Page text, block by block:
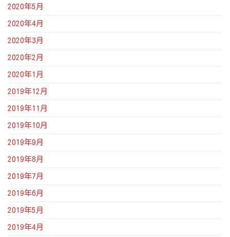
2020年5月
2020年4月
2020年3月
2020年2月
2020年1月
2019年12月
2019年11月
2019年10月
2019年9月
2019年8月
2019年7月
2019年6月
2019年5月
2019年4月